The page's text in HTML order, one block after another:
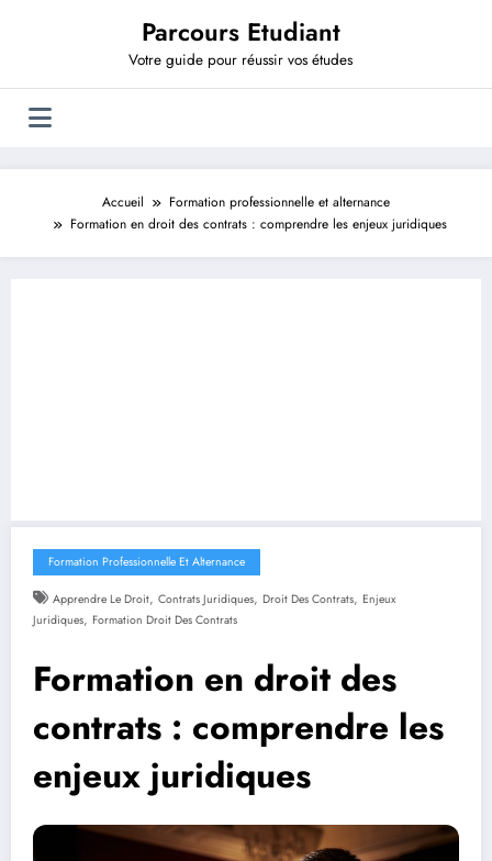
Parcours Etudiant
Votre guide pour réussir vos études
Accueil
Formation professionnelle et alternance
Formation en droit des contrats : comprendre les enjeux juridiques
Formation Professionnelle Et Alternance
Apprendre Le Droit, Contrats Juridiques, Droit Des Contrats, Enjeux
Juridiques, Formation Droit Des Contrats
Formation en droit des
contrats : comprendre les
enjeux juridiques